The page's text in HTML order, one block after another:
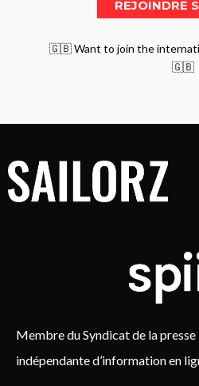
🇬🇧 Want to join the
🇬🇧
Membre du Syndicat de la presse
indépendante d’information en